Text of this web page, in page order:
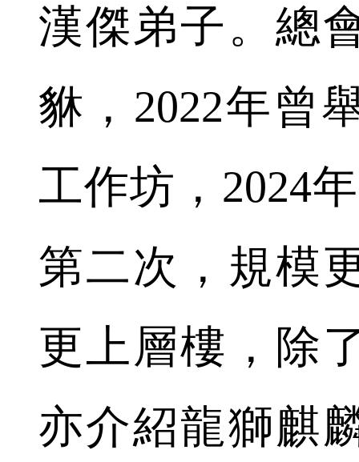
漢傑弟子。總
貅，2022年曾
工作坊，2024
第二次，規模
更上層樓，除
亦介紹龍獅麒